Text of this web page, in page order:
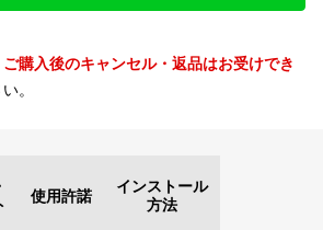
ご購入後のキャンセル・返品はお受けでき
。
使用許諾
インストール
方法